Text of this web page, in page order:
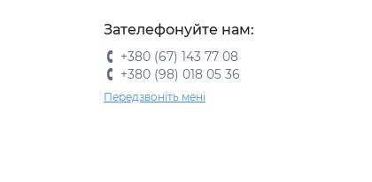
Зателефонуйте нам:
+380 (67) 143 77 08
+380 (98) 018 05 36
Передзвоніть мені